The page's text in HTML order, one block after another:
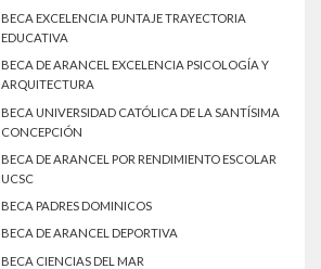
BECA EXCELENCIA PUNTAJE TRAYECTORIA
EDUCATIVA
BECA DE ARANCEL EXCELENCIA PSICOLOGÍA Y
ARQUITECTURA
BECA UNIVERSIDAD CATÓLICA DE LA SANTÍSIMA
CONCEPCIÓN
BECA DE ARANCEL POR RENDIMIENTO ESCOLAR
UCSC
BECA PADRES DOMINICOS
BECA DE ARANCEL DEPORTIVA
BECA CIENCIAS DEL MAR